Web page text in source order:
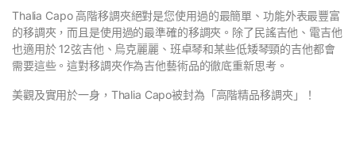
Thalia Capo 高階移調夾絕對是您使用過的最簡單、功能外表最豐富
的移調夾，而且是使用過的最準確的移調夾。除了民謠吉他、電吉他
也適用於 12弦吉他、烏克麗麗、班卓琴和某些低矮琴頸的吉他都會
需要這些。這對移調夾作為吉他藝術品的徹底重新思考。
美觀及實用於一身，Thalia Capo被封為「高階精品移調夾」！